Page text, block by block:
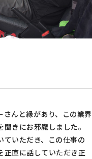
んと縁があり、この業界
きにお邪魔しました。
ていただき、この仕事の
正直に話していただき正